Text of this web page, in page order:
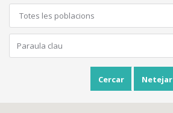
Totes les poblacions
Cercar Netejar